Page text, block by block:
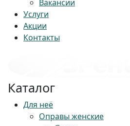
Вакансии
Услуги
Акции
Контакты
Каталог
Для неё
Оправы женские